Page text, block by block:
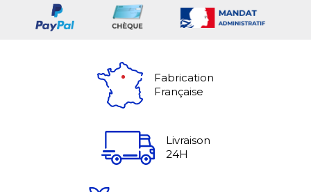
Fabrication
Française
Livraison
24H